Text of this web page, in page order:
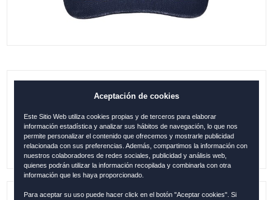
GORRA MENORCA SELLO DENIM AZUL
15.95€
Aceptación de cookies
Este Sitio Web utiliza cookies propias y de terceros para elaborar
información estadística y analizar sus hábitos de navegación, lo que nos
permite personalizar el contenido que ofrecemos y mostrarle publicidad
relacionada con sus preferencias. Además, compartimos la información con
nuestros colaboradores de redes sociales, publicidad y análisis web,
quienes podrán utilizar la información recopilada y combinarla con otra
información que les haya proporcionado.
Para aceptar su uso puede hacer click en el botón "Aceptar cookies". Si